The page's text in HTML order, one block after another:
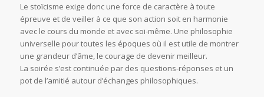
Le stoïcisme exige donc une force de caractère à toute
épreuve et de veiller à ce que son action soit en harmonie
avec le cours du monde et avec soi-même. Une philosophie
universelle pour toutes les époques où il est utile de montrer
une grandeur d’âme, le courage de devenir meilleur.
La soirée s’est continuée par des questions-réponses et un
pot de l’amitié autour d’échanges philosophiques.